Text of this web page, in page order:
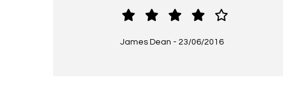
James Dean - 23/06/2016